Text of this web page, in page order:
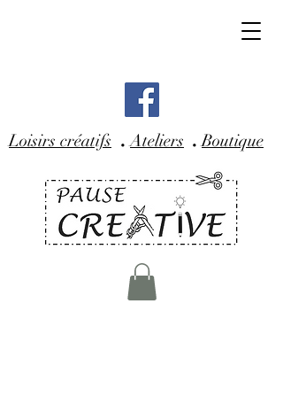
Loisirs créatifs .Ateliers .Boutique